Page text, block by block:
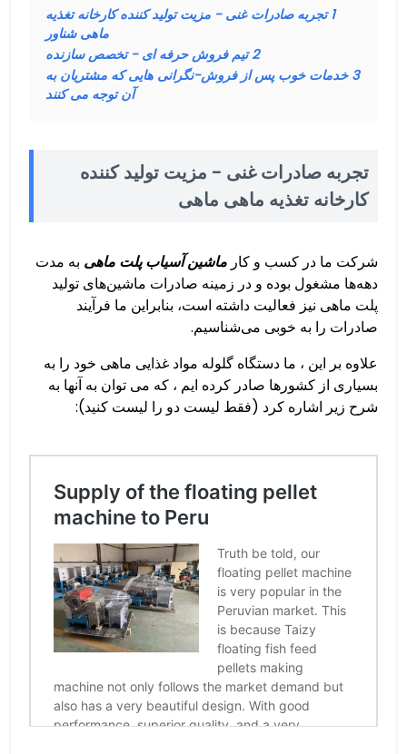
1 تجربه صادرات غنی - مزیت تولید کننده کارخانه تغذیه
ماهی شناور
2 تیم فروش حرفه ای - تخصص سازنده
3 خدمات خوب پس از فروش-نگرانی هایی که مشتریان به
آن توجه می کنند
تجربه صادرات غنی - مزیت تولید کننده
کارخانه تغذیه ماهی ماهی
شرکت ما در کسب و کار ماشین آسیاب پلت ماهی به مدت
دهه‌ها مشغول بوده و در زمینه صادرات ماشین‌های تولید
پلت ماهی نیز فعالیت داشته است، بنابراین ما فرآیند
صادرات را به خوبی می‌شناسیم.
علاوه بر این ، ما دستگاه گلوله مواد غذایی ماهی خود را به
بسیاری از کشورها صادر کرده ایم ، که می توان به آنها به
شرح زیر اشاره کرد (فقط لیست دو را لیست کنید):